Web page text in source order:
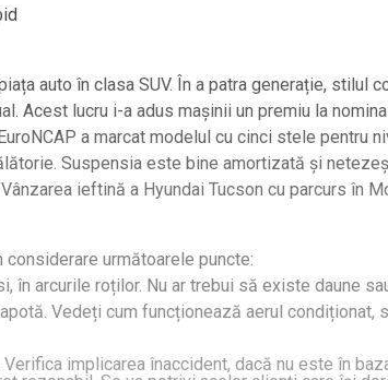
auto în clasa SUV. În a patra generație, stilul
Acest lucru i-a adus mașinii un premiu la
a marcat modelul cu cinci stele pentru
Suspensia este bine amortizată și
ieftină a Hyundai Tucson cu parcurs în
considerare următoarele puncte:
în arcurile roților. Nu ar trebui să existe daune
Vedeți cum funcționează aerul condiționat,
implicarea înaccident, dacă nu este în